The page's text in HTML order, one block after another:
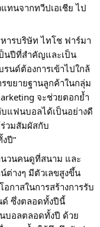
ทนจากทวีปเอเชีย ไป
ารบริษัท ไทโช ฟาร์มา
นปีที่สำคัญและเป็น
นด์ต้องการเข้าไปใกล้
ขยายฐานลูกค้าในกลุ่ม
จะช่วยตอกย้ำ
แฟนบอลได้เป็นอย่างดี
วมสัมผัสกับ
ปี”
วนคนดูที่สนาม และ
ต่างๆ มีตัวเลขสูงขึ้น
อกาสในการสร้างการรับ
ด์ ซึ่งตลอดทั้งปีนี้
บอลตลอดทั้งปี ด้วย